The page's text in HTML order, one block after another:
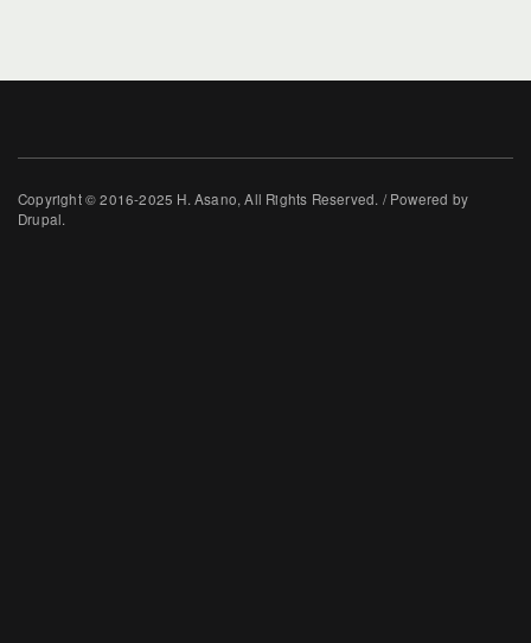
Copyright © 2016-2025 H. Asano, All Rights Reserved. / Powered by
Drupal.